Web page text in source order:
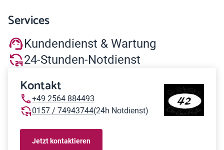
Services
Kundendienst & Wartung
24-Stunden-Notdienst
Kontakt
+49 2564 884493
0157 / 74943744(24h Notdienst)
Jetzt kontaktieren